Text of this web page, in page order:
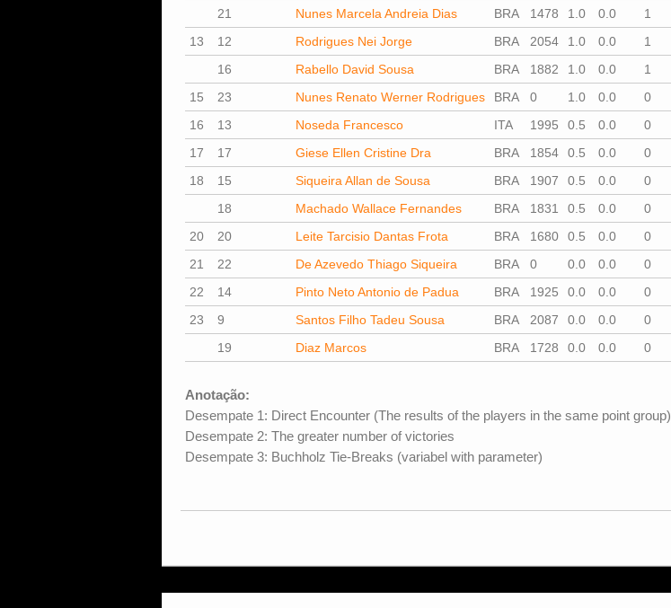
21
Nunes Marcela Andreia Dias BRA 1478 1.0 0.0 1
13
12 Rodrigues Nei Jorge BRA 2054 1.0 0.0 1
16
Rabello David Sousa BRA 1882 1.0 0.0 1
15
23 Nunes Renato Werner Rodrigues BRA 0 1.0 0.0 0
16
13 Noseda Francesco ITA 1995 0.5 0.0 0
17
17 Giese Ellen Cristine Dra BRA 1854 0.5 0.0 0
18
15 Siqueira Allan de Sousa BRA 1907 0.5 0.0 0
18
Machado Wallace Fernandes BRA 1831 0.5 0.0 0
20
20 Leite Tarcisio Dantas Frota BRA 1680 0.5 0.0 0
21
22 De Azevedo Thiago Siqueira BRA 0 0.0 0.0 0
22
14 Pinto Neto Antonio de Padua BRA 1925 0.0 0.0 0
23
9 Santos Filho Tadeu Sousa BRA 2087 0.0 0.0 0
19
Diaz Marcos BRA 1728 0.0 0.0 0
Anotação:
Desempate 1: Direct Encounter (The results of the players in the same point group)
Desempate 2: The greater number of victories
Desempate 3: Buchholz Tie-Breaks (variabel with parameter)